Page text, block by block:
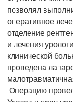
позволял
оперативное
отделение
и лечения
клинической
проведена
Операцию